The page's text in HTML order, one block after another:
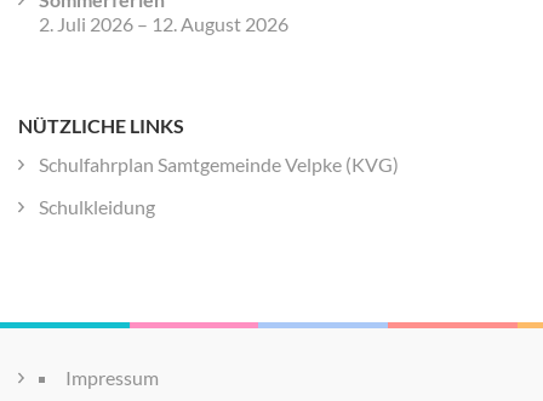
2. Juli 2026 – 12. August 2026
NÜTZLICHE LINKS
Schulfahrplan Samtgemeinde Velpke (KVG)
Schulkleidung
Impressum